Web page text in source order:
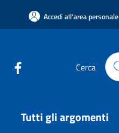
Accedi all'area personale
Cerca
Tutti gli argomenti